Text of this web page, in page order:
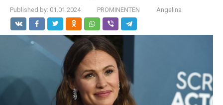
Published by: 01.01.2024 PROMINENTEN Angelina